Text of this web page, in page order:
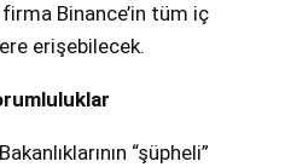
Binance’in tüm iç
erişebilecek.
“şüpheli”